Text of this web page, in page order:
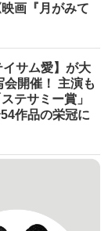
画『月がみて
イサム愛】が大
会開催！ 主演も
テサミー賞」
作品の栄冠に